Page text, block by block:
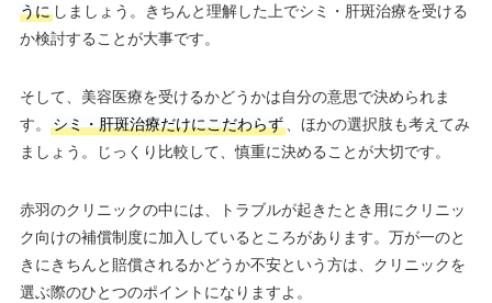
うにしましょう。きちんと理解した上でシミ・肝斑治療を受ける
か検討することが大事です。
そして、美容医療を受けるかどうかは自分の意思で決められま
す。
シミ・肝斑治療だけにこだわらず、ほかの選択肢も考えてみ
ましょう。じっくり比較して、慎重に決めることが大切です。
赤羽のクリニックの中には、トラブルが起きたとき用にクリニッ
ク向けの補償制度に加入しているところがあります。万が一のと
きにきちんと賠償されるかどうか不安という方は、クリニックを
選ぶ際のひとつのポイントになりますよ。